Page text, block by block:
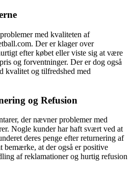
med kvaliteten af
Der er klager over
efter købet eller viste sig at være
og forventninger. Der er dog også
kvalitet og tilfredshed med
og Refusion
der nævner problemer med
Nogle kunder har haft svært ved at
deres penge efter returnering af
at der også er positive
af reklamationer og hurtig refusion